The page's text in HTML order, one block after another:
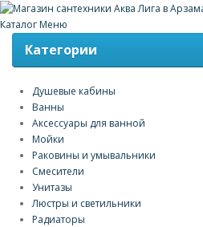
Каталог Меню
Категории
Душевые кабины
Ванны
Аксессуары для ванной
Мойки
Раковины и умывальники
Смесители
Унитазы
Люстры и светильники
Радиаторы